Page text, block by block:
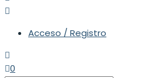
Acceso / Registro
0